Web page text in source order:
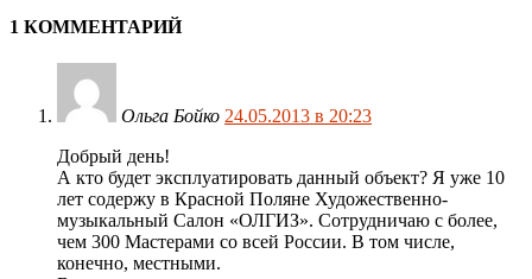
1 КОММЕНТАРИЙ
Ольга Бойко 24.05.2013 в 20:23
Добрый день!
А кто будет эксплуатировать данный объект? Я уже 10
лет содержу в Красной Поляне Художественно-
музыкальный Салон «ОЛГИЗ». Сотрудничаю с более,
чем 300 Мастерами со всей России. В том числе,
конечно, местными.